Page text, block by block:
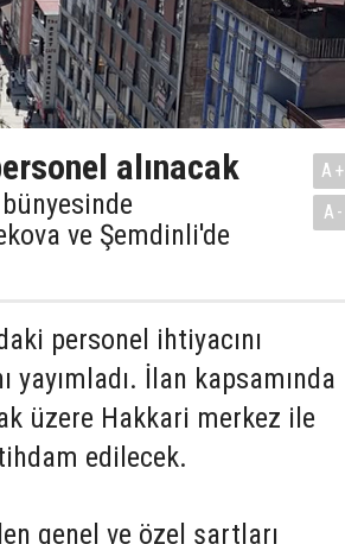
alınacak
ve Şemdinli'de
A+
A-
personel ihtiyacını
yayımladı. İlan kapsamında
üzere Hakkari merkez ile
edilecek.
genel ve özel şartları